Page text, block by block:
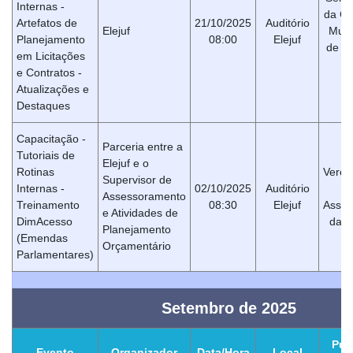
Internas -
Artefatos de
Planejamento
em Licitações
e Contratos -
Atualizações e
Destaques
Elejuf
21/10/2025
08:00
Auditório
Elejuf
da
de
Capacitação -
Tutoriais de
Rotinas
Internas -
Treinamento
DimAcesso
(Emendas
Parlamentares)
Parceria entre a
Elejuf e o
Supervisor de
Assessoramento
e Atividades de
Planejamento
Orçamentário
02/10/2025
08:30
Auditório
Elejuf
da
Setembro de 2025